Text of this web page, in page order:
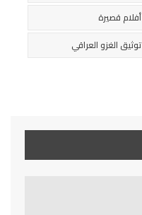
أفلام قصيرة
توثيق الغزو العراقي